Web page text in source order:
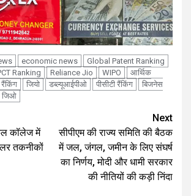
economic news
Global Patent Ranking
Ranking Reliance Jio WIPO
आर्थिक
जियो डब्ल्यूआईपीओ पीसीटी रैंकिंग
बिजनेस
जिओ
कॉलेज में
तकनीकों
Next
सीपीएम की राज्य समिति की बैठक
में जल, जंगल, जमीन के लिए संघर्ष
का निर्णय, मोदी और धामी सरकार
की नीतियों की कड़ी निंदा